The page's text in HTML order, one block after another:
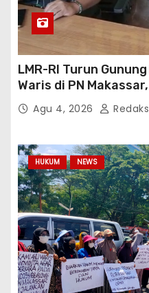
LMR-RI Turun
Waris di PN
Persidangan
Agu 4, 2026
HUKUM NEWS